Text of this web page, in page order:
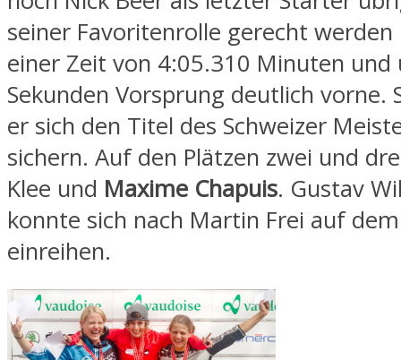
seiner Favoritenrolle gerecht
einer Zeit von 4:05.310 Minuten und
Sekunden Vorsprung deutlich vorne.
er sich den Titel des Schweizer
sichern. Auf den Plätzen zwei und
Klee und Maxime Chapuis. Gustav
konnte sich nach Martin Frei auf
einreihen.